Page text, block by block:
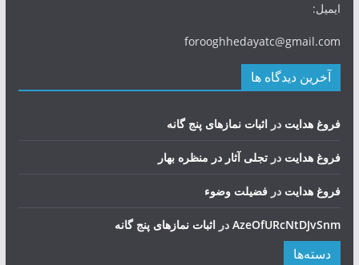
ایمیل:
forooghhedayatc@gmail.com
آخرین دیدگاه ها
فروغ هدایت در اثبات نمازهای پنج گانه
فروغ هدایت در تجلی آثار در منظره بهار
فروغ هدایت در فضيلت وضوء
AzeOfURcNtDJvSnmدر اثبات نمازهای پنج گانه
دسته‌ها